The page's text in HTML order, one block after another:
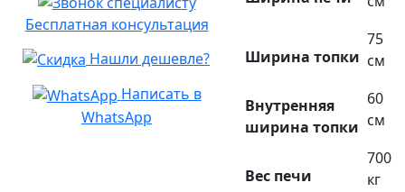
Бесплатная консультация
Нашли дешевле?
Написать в
WhatsApp
Ширина топки
75
см
Внутренняя
ширина топки
60
см
Вес печи
700
кг